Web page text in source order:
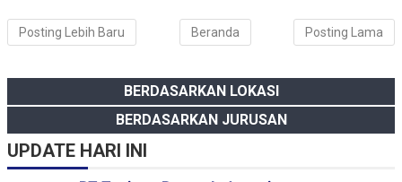
Posting Lebih Baru Posting Lama
Beranda
BERDASARKAN LOKASI
BERDASARKAN JURUSAN
UPDATE HARI INI